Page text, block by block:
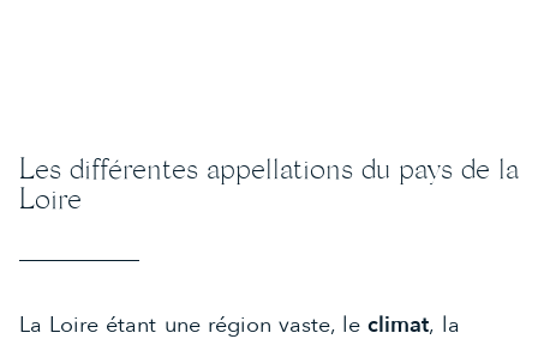
Les différentes appellations du pays de la
Loire
La Loire étant une région vaste, leclimat, la